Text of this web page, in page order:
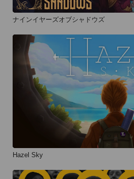
ナインイヤーズオブシャドウズ
Hazel Sky